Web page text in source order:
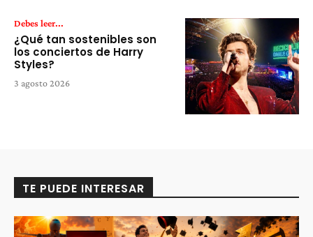
Debes leer...
¿Qué tan sostenibles son
los conciertos de Harry
Styles?
3 agosto 2026
TE PUEDE INTERESAR